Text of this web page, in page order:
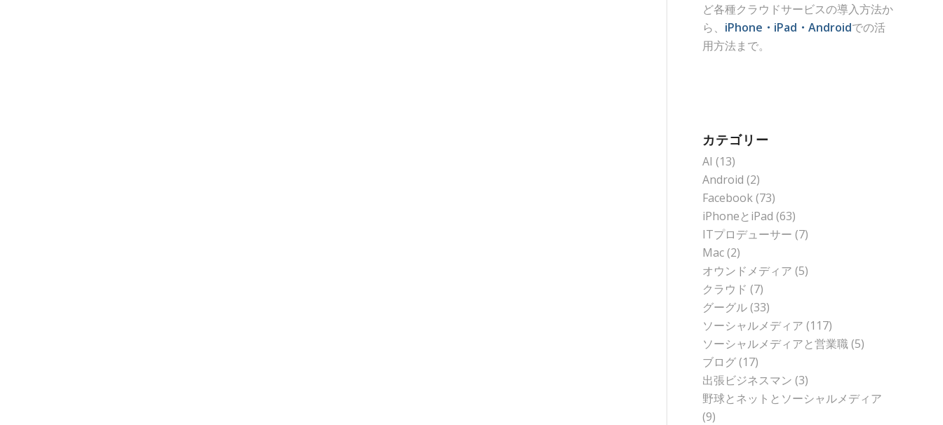
ど各種クラウドサービスの導入方法か
ら、 iPhone・iPad・Androidでの活
用方法まで。
カテゴリー
AI (13)
Android (2)
Facebook(73)
iPhoneとiPad (63)
ITプロデューサー (7)
Mac(2)
オウンドメディア (5)
クラウド (7)
グーグル(33)
ソーシャルメディア (117)
ソーシャルメディアと営業職(5)
ブログ(17)
出張ビジネスマン (3)
野球とネットとソーシャルメディア
(9)